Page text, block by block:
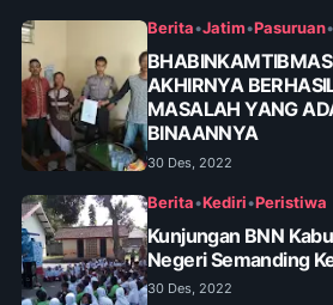
Berita•Jatim•Pasuruan•
AKHIRNYA
MASALAH YANG
BINAANNYA
30 Des, 2022
Berita•Kediri•Peristiwa
Kunjungan BNN
Negeri Semanding
30 Des, 2022